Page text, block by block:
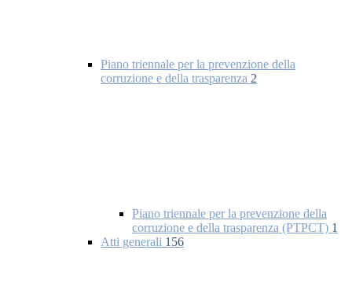
Piano triennale per la prevenzione della
corruzione e della trasparenza 2
Piano triennale per la prevenzione della
corruzione e della trasparenza (PTPCT) 1
Atti generali 156